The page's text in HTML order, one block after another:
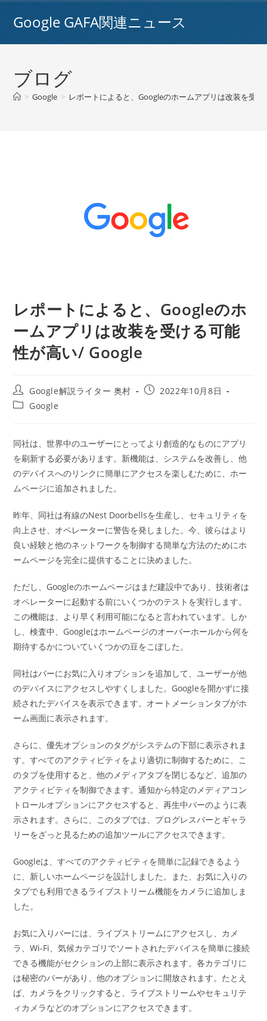
Google GAFA関連ニュース
ブログ
> Google > レポートによると、Googleのホームアプリは改装を受
レポートによると、Googleのホ
ームアプリは改装を受ける可能
性が高い/ Google
投
稿
者:
Google解説ライター 奥村
投
2022年10月8日
投
テ
ゴ
リ
ー:
Google
同社は、世界中のユーザーにとってより創造的なものにアプリ
を刷新する必要があります。新機能は、システムを改善し、他
のデバイスへのリンクに簡単にアクセスを楽しむために、ホー
ムページに追加されました。
昨年、同社は有線のNest Doorbellsを生産し、セキュリティを
向上させ、オペレーターに警告を発しました。今、彼らはより
良い経験と他のネットワークを制御する簡単な方法のためにホ
ームページを完全に提供することに決めました。
ただし、Googleのホームページはまだ建設中であり、技術者は
オペレーターに起動する前にいくつかのテストを実行します。
この機能は、より早く利用可能になると言われています。しか
し、検査中、Googleはホームページのオーバーホールから何を
期待するかについていくつかの豆をこぼした。
同社はバーにお気に入りオプションを追加して、ユーザーが他
のデバイスにアクセスしやすくしました。Googleを開かずに接
続されたデバイスを表示できます。オートメーションタブがホ
ーム画面に表示されます。
さらに、優先オプションのタグがシステムの下部に表示されま
す。すべてのアクティビティをより適切に制御するために、こ
のタブを使用すると、他のメディアタブを閉じるなど、追加の
アクティビティを制御できます。通知から特定のメディアコン
トロールオプションにアクセスすると、再生中バーのように表
示されます。さらに、このタブでは、プログレスバーとギャラ
リーをざっと見るための追加ツールにアクセスできます。
Googleは、すべてのアクティビティを簡単に記録できるよう
に、新しいホームページを設計しました。また、お気に入りの
タブでも利用できるライブストリーム機能をカメラに追加しま
した。
お気に入りバーには、ライブストリームにアクセスし、カメ
ラ、Wi-Fi、気候カテゴリでソートされたデバイスを簡単に接続
できる機能がセクションの上部に表示されます。各カテゴリに
は秘密のバーがあり、他のオプションに開放されます。たとえ
ば、カメラをクリックすると、ライブストリームやセキュリテ
ィカメラなどのオプションにアクセスできます。